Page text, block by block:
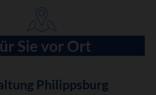
Sie vor Ort
Philippsburg